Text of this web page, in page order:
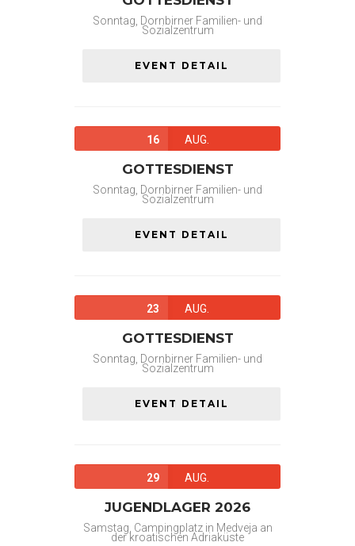
Sonntag, Dornbirner Familien- und
Sozialzentrum
EVENT DETAIL
16 AUG.
GOTTESDIENST
Sonntag, Dornbirner Familien- und
Sozialzentrum
EVENT DETAIL
23 AUG.
GOTTESDIENST
Sonntag, Dornbirner Familien- und
Sozialzentrum
EVENT DETAIL
29 AUG.
JUGENDLAGER 2026
Samstag, Campingplatz in Medveja an
der kroatischen Adriaküste